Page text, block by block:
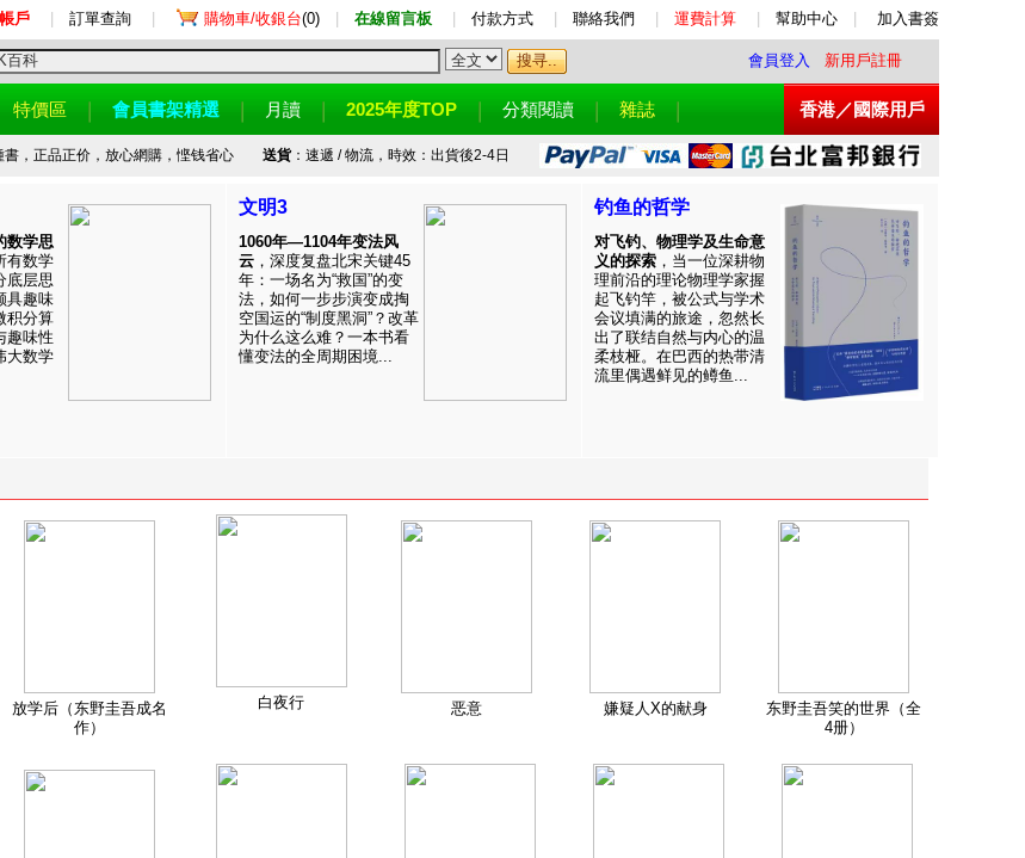
戶 訂單查詢 購物車/收銀台(0) 在線留言板 付款方式 聯絡我們 運費計算 幫助中心 加入書簽
會員登入 新用戶註冊
特價區 會員書架精選 月讀 2025年度TOP 分類閱讀 雜誌 香港／國際用戶
，正品正价，放心網購，悭钱省心 送貨：速遞 / 物流，時效：出貨後2-4日
数学思
有数学
底层思
具趣味
积分算
趣味性
大数学
文明3
1060年—1104年变法风
云 ，深度复盘北宋关键45
年：一场名为“救国”的变
法，如何一步步演变成掏
空国运的“制度黑洞”？改革
为什么这么难？一本书看
懂变法的全周期困境...
钓鱼的哲学
对飞钓、物理学及生命意
义的探索 ，当一位深耕物
理前沿的理论物理学家握
起飞钓竿，被公式与学术
会议填满的旅途，忽然长
出了联结自然与内心的温
柔枝桠。在巴西的热带清
流里偶遇鲜见的鳟鱼...
放学后（东野圭吾成名
作）
白夜行 恶意 嫌疑人X的献身
东野圭吾笑的世界（全
4册）